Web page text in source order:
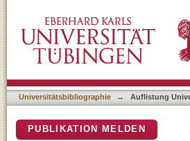
Universitätsbibliographie → Auflistung
PUBLIKATION MELDEN